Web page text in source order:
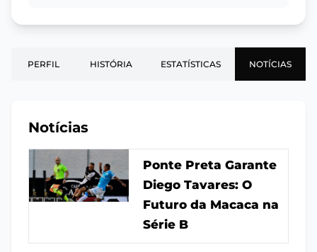
PERFIL HISTÓRIA ESTATÍSTICAS NOTÍCIAS
Notícias
Ponte Preta Garante
Diego Tavares: O
Futuro da Macaca na
Série B